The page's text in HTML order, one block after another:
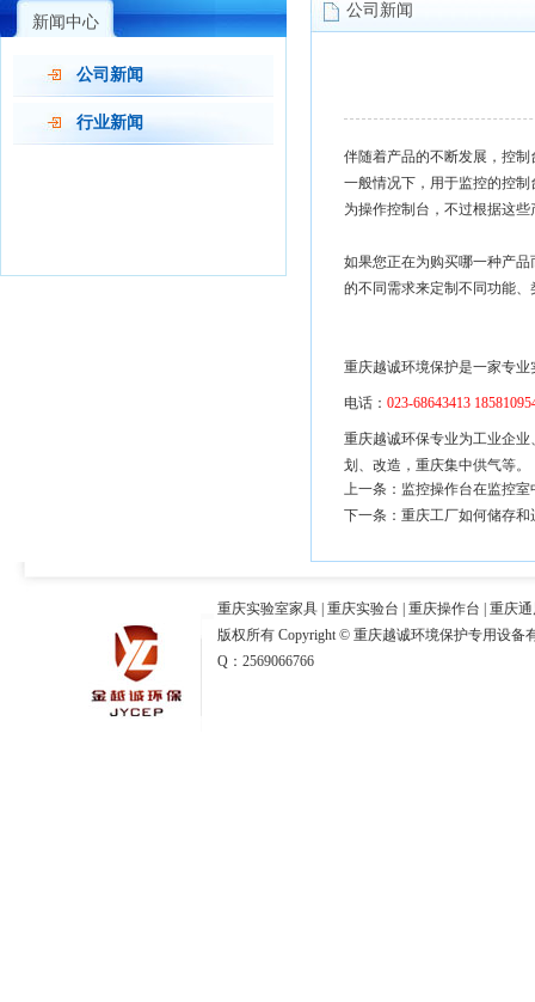
新闻中心
公司新闻
行业新闻
公司新闻
伴随着产品的不断发展，控
一般情况下，用于监控的控
为操作控制台，不过根据这
如果您正在为购买哪一种产
的不同需求来定制不同功能、
重庆越诚环境保护是一家专业
电话： 023-68643413
重庆越诚环保专业为工业企
划、改造 ， 重庆集中供气等。
上一条： 监控操作台在监控室
下一条： 重庆工厂如何储存和
重庆实验室家具 重庆实验台 重庆操作台
重庆
版权所有 Copyright © 重庆越诚环境保护专用设备
Q：2569066766